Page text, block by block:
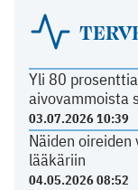
Yli 80
aivovammoista
03.07.2026 10:39
Näiden
lääkäriin
04.05.2026 08:52